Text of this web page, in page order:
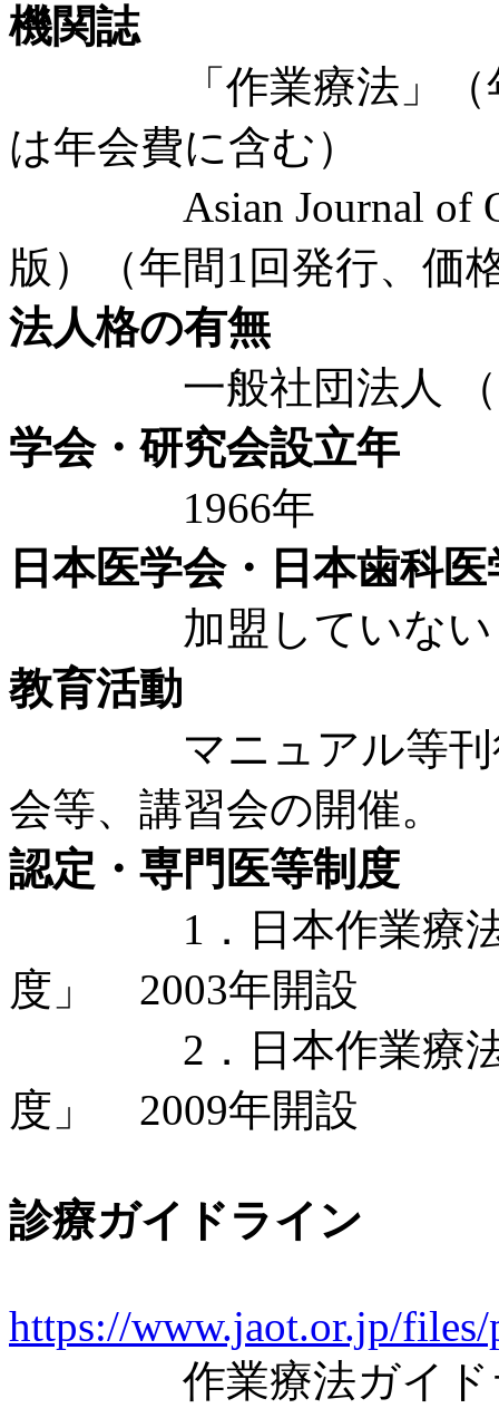
機関誌
「作業療法」（年
は年会費に含む）
Asian Journal of
版）（年間1回発行、価
法人格の有無
一般社団法人 （
学会・研究会設立年
1966年
日本医学会・日本歯科
加盟していない
教育活動
マニュアル等刊行
会等、講習会の開催。
認定・専門医等制度
1．日本作業療法士
度」 2003年開設
2．日本作業療法士
度」 2009年開設
診療ガイドライン
https://www.jaot.or.jp/
作業療法ガイドラ